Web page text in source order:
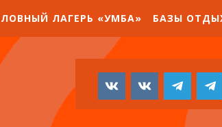
ЛАГЕРЬ «УМБА» БАЗЫ